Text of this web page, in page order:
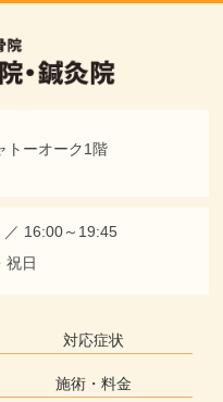
トーオーク1階
16:00～19:45
祝日
対応症状
施術・料金